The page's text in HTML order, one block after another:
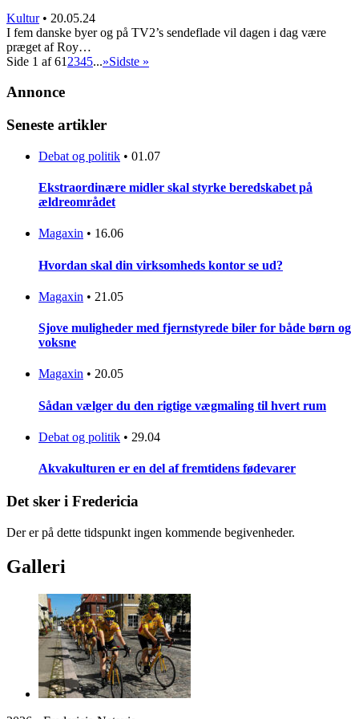
Kultur • 20.05.24
I fem danske byer og på TV2’s sendeflade vil dagen i dag være
præget af Roy…
Side 1 af 61 2345...»Sidste »
Annonce
Seneste artikler
Debat og politik • 01.07
Ekstraordinære midler skal styrke beredskabet på
ældreområdet
Magaxin • 16.06
Hvordan skal din virksomheds kontor se ud?
Magaxin • 21.05
Sjove muligheder med fjernstyrede biler for både børn og
voksne
Magaxin • 20.05
Sådan vælger du den rigtige vægmaling til hvert rum
Debat og politik • 29.04
Akvakulturen er en del af fremtidens fødevarer
Det sker i Fredericia
Der er på dette tidspunkt ingen kommende begivenheder.
Galleri